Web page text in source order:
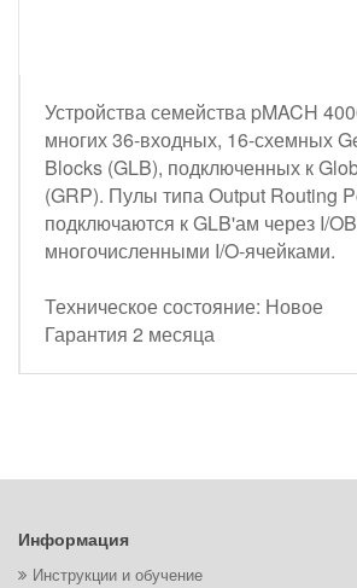
Устройства семейства pMACH
многих 36-входных, 16-схемных
Blocks (GLB), подключенных к
(GRP). Пулы типа Output Routing
подключаются к GLB'ам через I/
многочисленными I/O-ячейками.
Техническое состояние: Новое
Гарантия 2 месяца
Информация
Инструкции и обучение